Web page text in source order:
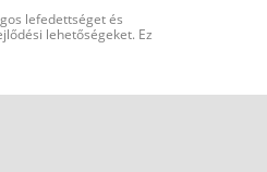
lefedettséget és
lehetőségeket. Ez